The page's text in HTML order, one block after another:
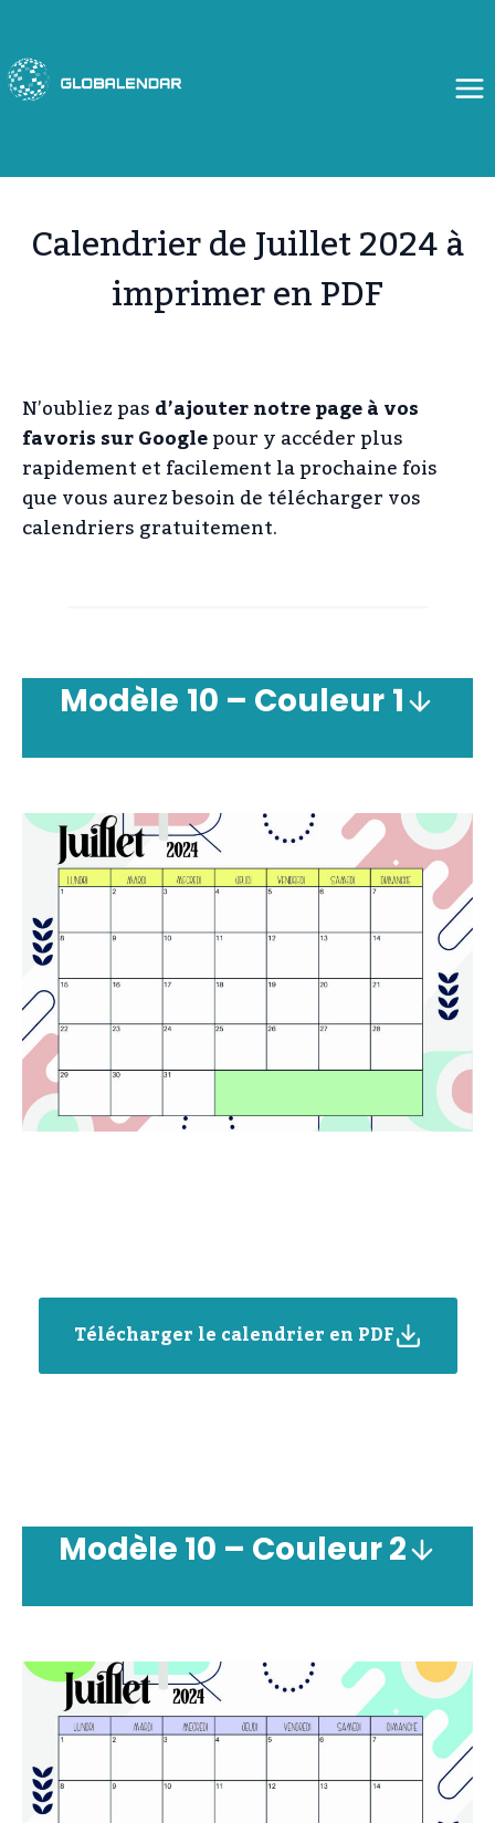
contenu
Calendrier de Juillet 2024 à
imprimer en PDF
N’oubliez pasd’ajouter notre page à vos
favoris sur Googlepour y accéder plus
rapidement et facilement la prochaine fois
que vous aurez besoin de télécharger vos
calendriers gratuitement.
Modèle 10 – Couleur 1
Télécharger le calendrier en PDF
Modèle 10 – Couleur2